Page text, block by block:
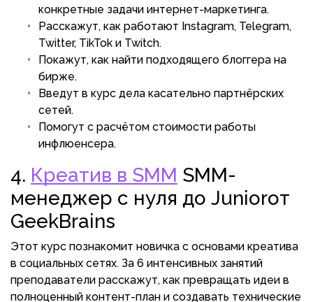
конкретные задачи интернет-маркетинга.
Расскажут, как работают Instagram, Telegram,
Twitter, TikTok и Twitch.
Покажут, как найти подходящего блоггера на
бирже.
Введут в курс дела касательно партнёрских
сетей.
Помогут с расчётом стоимости работы
инфлюенсера.
4. Креатив в SMM SMM-
менеджер с нуля до Juniorот
GeekBrains
Этот курс познакомит новичка с основами креатива
в социальных сетях. За 6 интенсивных занятий
преподаватели расскажут, как превращать идеи в
полноценный контент-план и создавать технические